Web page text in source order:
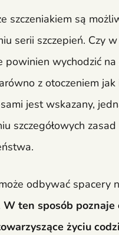
szczeniakiem są
serii szczepień. Czy
powinien wychodzić na
z otoczeniem jak
jest wskazany,
szczegółowych zasad
odbywać spacery
W ten sposób poznaje
życiu